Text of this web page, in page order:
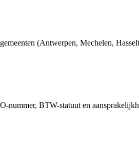
(Antwerpen, Mechelen,
nummer, BTW-statuut en